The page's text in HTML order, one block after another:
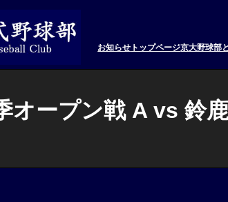
お知らせ トップページ京大野球部
オープン戦 A vs 鈴